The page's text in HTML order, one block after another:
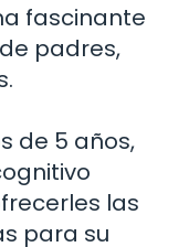
fascinante
padres,
de 5 años,
las
para su